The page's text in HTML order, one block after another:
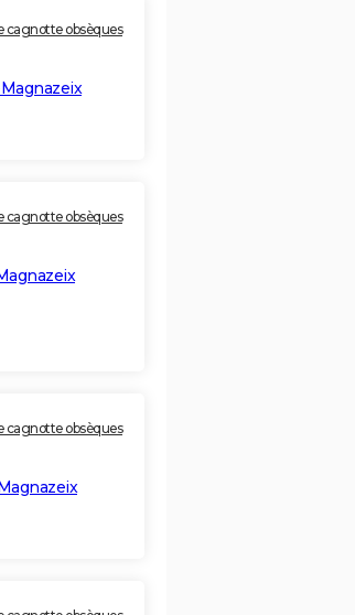
cagnotte obsèques
cagnotte obsèques
cagnotte obsèques